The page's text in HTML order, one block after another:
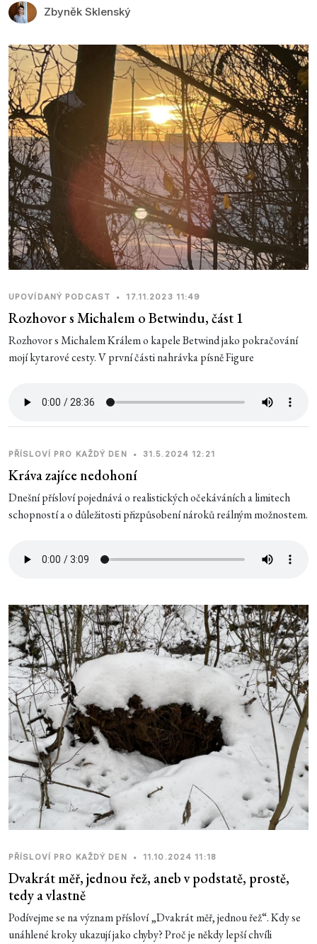
Zbyněk Sklenský
UPOVÍDANÝ PODCAST • 17.11.2023 11:49
Rozhovor s Michalem o Betwindu, část 1
Rozhovor s Michalem Králem o kapele Betwind jako pokračování
mojí kytarové cesty. V první části nahrávka písně Figure
PŘÍSLOVÍ PRO KAŽDÝ DEN • 31.5.2024 12:21
Kráva zajíce nedohoní
Dnešní přísloví pojednává o realistických očekáváních a limitech
schopností a o důležitosti přizpůsobení nároků reálným možnostem.
PŘÍSLOVÍ PRO KAŽDÝ DEN • 11.10.2024 11:18
Dvakrát měř, jednou řež, aneb v podstatě, prostě,
tedy a vlastně
Podívejme se na význam přísloví „Dvakrát měř, jednou řež“. Kdy se
unáhlené kroky ukazují jako chyby? Proč je někdy lepší chvíli